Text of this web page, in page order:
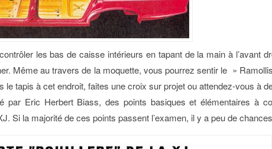
les bas de caisse intérieurs en tapant de la main à l’avant
Même au travers de la moquette, vous pourrez sentir le »
le tapis à cet endroit, faites une croix sur projet ou attendez-vous à
par Eric Herbert Biass, des points basiques et élémentaires à
Si la majorité de ces points passent l’examen, il y a peu de